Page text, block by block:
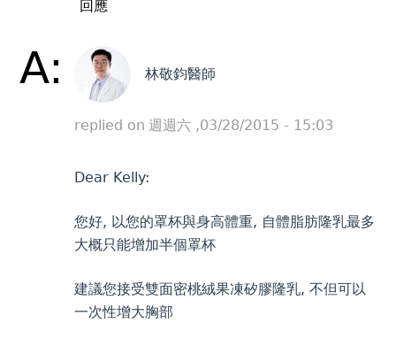
回應
A: 林敬鈞醫師
replied on 週週六 ,03/28/2015 - 15:03
Dear Kelly:
您好, 以您的罩杯與身高體重, 自體脂肪隆乳最多
大概只能增加半個罩杯
建議您接受雙面密桃絨果凍矽膠隆乳, 不但可以
一次性增大胸部